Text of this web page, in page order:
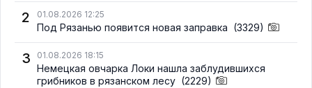
2 01.08.2026 12:25
Под Рязанью появится новая заправка (3329)
3 01.08.2026 18:15
Немецкая овчарка Локи нашла заблудившихся
грибников в рязанском лесу (2229)